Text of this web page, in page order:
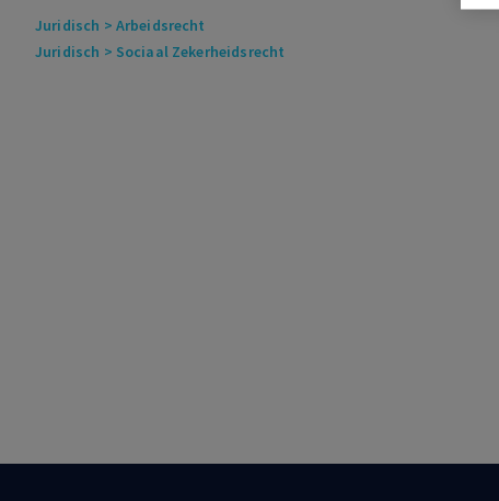
Juridisch > Arbeidsrecht
Juridisch > Sociaal Zekerheidsrecht